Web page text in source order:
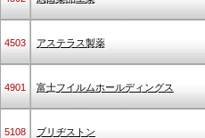
4503 アステラス製薬
4901 富士フイルムホールディングス
5108 ブリヂストン